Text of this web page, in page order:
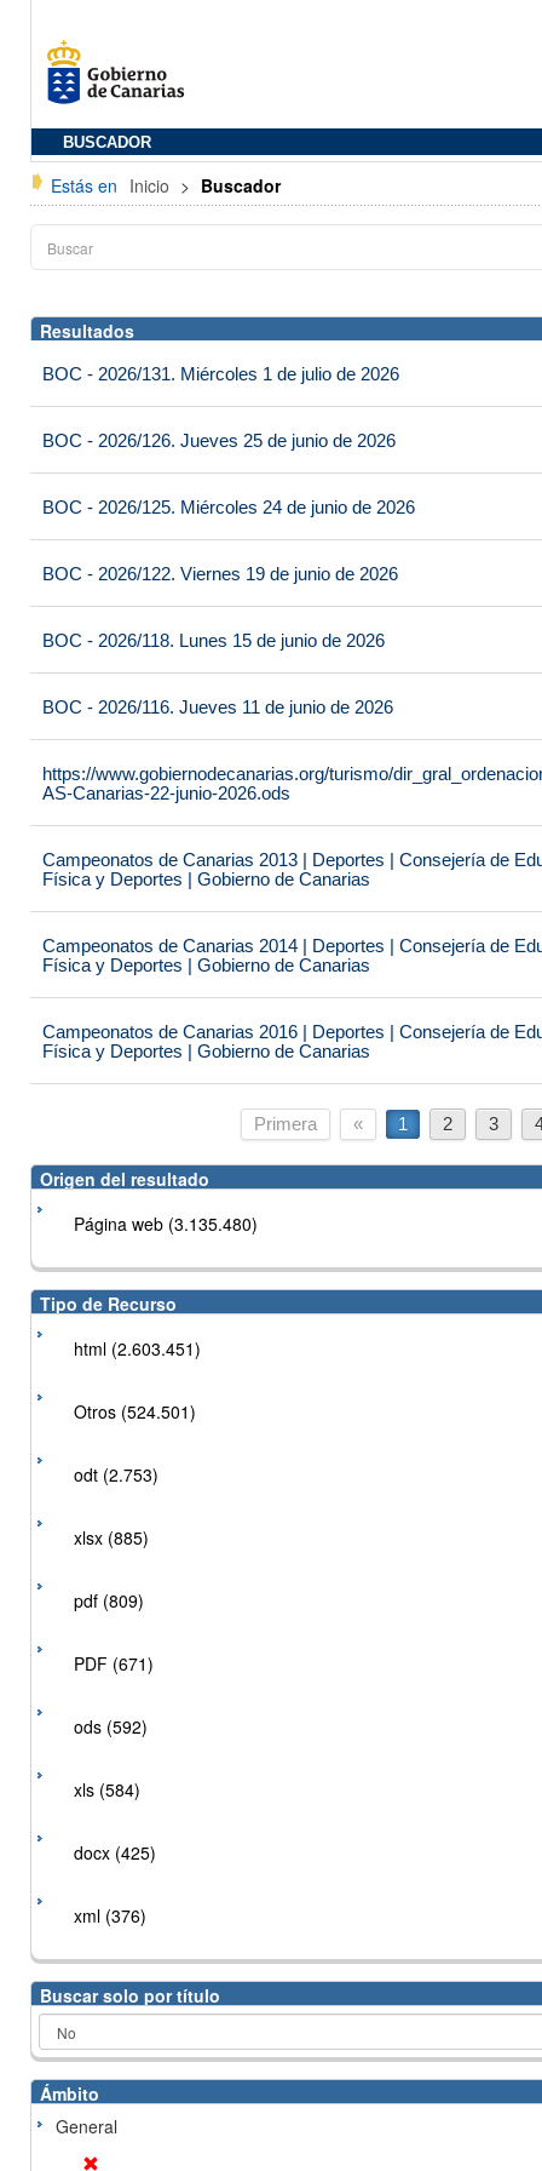
BUSCADOR
Estás en Inicio > Buscador
Resultados
BOC - 2026/131. Miércoles 1 de julio de 2026
BOC - 2026/126. Jueves 25 de junio de 2026
BOC - 2026/125. Miércoles 24 de junio de 2026
BOC - 2026/122. Viernes 19 de junio de 2026
BOC - 2026/118. Lunes 15 de junio de 2026
BOC - 2026/116. Jueves 11 de junio de 2026
https://www.gobiernodecanarias.org/turismo/
AS-Canarias-22-junio-2026.ods
Campeonatos de Canarias 2013 | Deportes | Consejería de
Física y Deportes | Gobierno de Canarias
Campeonatos de Canarias 2014 | Deportes | Consejería de
Física y Deportes | Gobierno de Canarias
Campeonatos de Canarias 2016 | Deportes | Consejería de
Física y Deportes | Gobierno de Canarias
Primera « 1 2 3
Origen del resultado
Página web (3.135.480)
Tipo de Recurso
html (2.603.451)
Otros (524.501)
odt (2.753)
xlsx (885)
pdf (809)
PDF (671)
ods (592)
xls (584)
docx (425)
xml (376)
Buscar solo por título
Ámbito
General